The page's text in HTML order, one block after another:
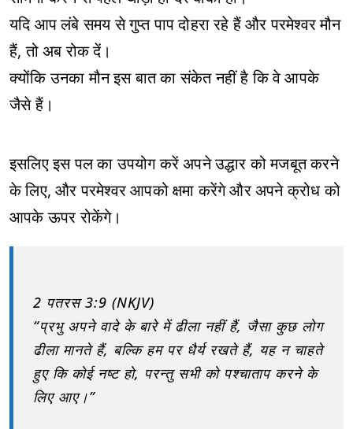
यदि आप लंबे समय से गुप्त पाप दोहरा रहे हैं और परमेश्वर मौन
हैं, तो अब रोक दें।
क्योंकि उनका मौन इस बात का संकेत नहीं है कि वे आपके
जैसे हैं।
इसलिए इस पल का उपयोग करें अपने उद्धार को मजबूत करने
के लिए, और परमेश्वर आपको क्षमा करेंगे और अपने क्रोध को
आपके ऊपर रोकेंगे।
2 पतरस 3:9 (NKJV)
“प्रभु अपने वादे के बारे में ढीला नहीं हैं, जैसा कुछ लोग
ढीला मानते हैं, बल्कि हम पर धैर्य रखते हैं, यह न चाहते
हुए कि कोई नष्ट हो, परन्तु सभी को पश्चाताप करने के
लिए आए।”